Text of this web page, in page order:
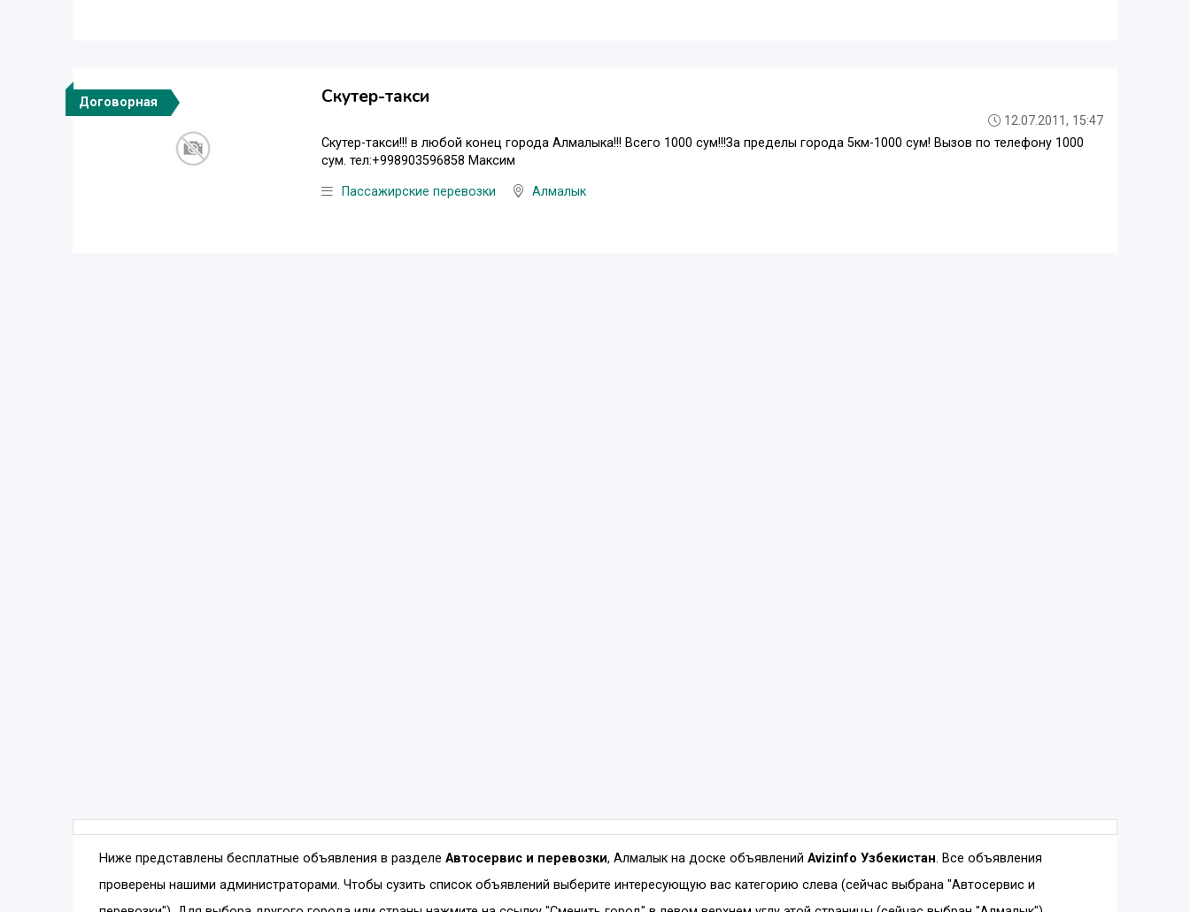
Договорная Скутер-такси
12.07.2011, 15:47
Скутер-такси!!! в любой конец города Алмалыка!!! Всего 1000 сум!!!За пределы города 5км-1000 сум! Вызов по телефону 1000
сум. тел:+998903596858 Максим
Пассажирские перевозки Алмалык
Ниже представлены бесплатные объявления в разделе Автосервис и перевозки, Алмалык на доске объявлений Avizinfo Узбекистан. Все объявления
проверены нашими администраторами. Чтобы сузить список объявлений выберите интересующую вас категорию слева (сейчас выбрана "Автосервис и